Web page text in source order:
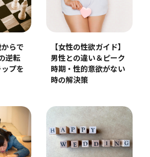
らで
逆転
プを
【女性の性欲ガイド】
男性との違い＆ピーク
時期・性的意欲がない
時の解決策